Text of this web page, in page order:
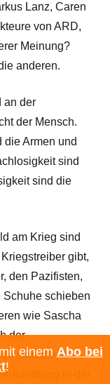
Lanz, Caren
von ARD,
Meinung?
anderen.
an der
der Mensch.
die Armen und
sind
sind die
am Krieg sind
gibt,
den Pazifisten,
schieben
wie Sascha
der
sind die, die
in der
einem Abo bei
!